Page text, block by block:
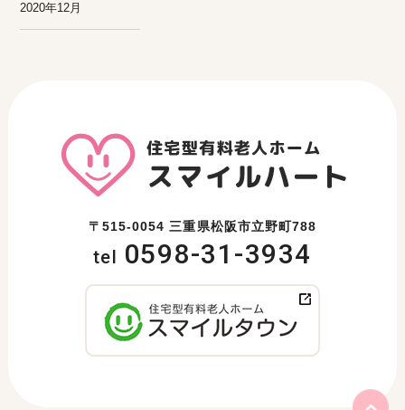
2020年12月
〒515-0054 三重県松阪市立野町788
tel 0598-31-3934